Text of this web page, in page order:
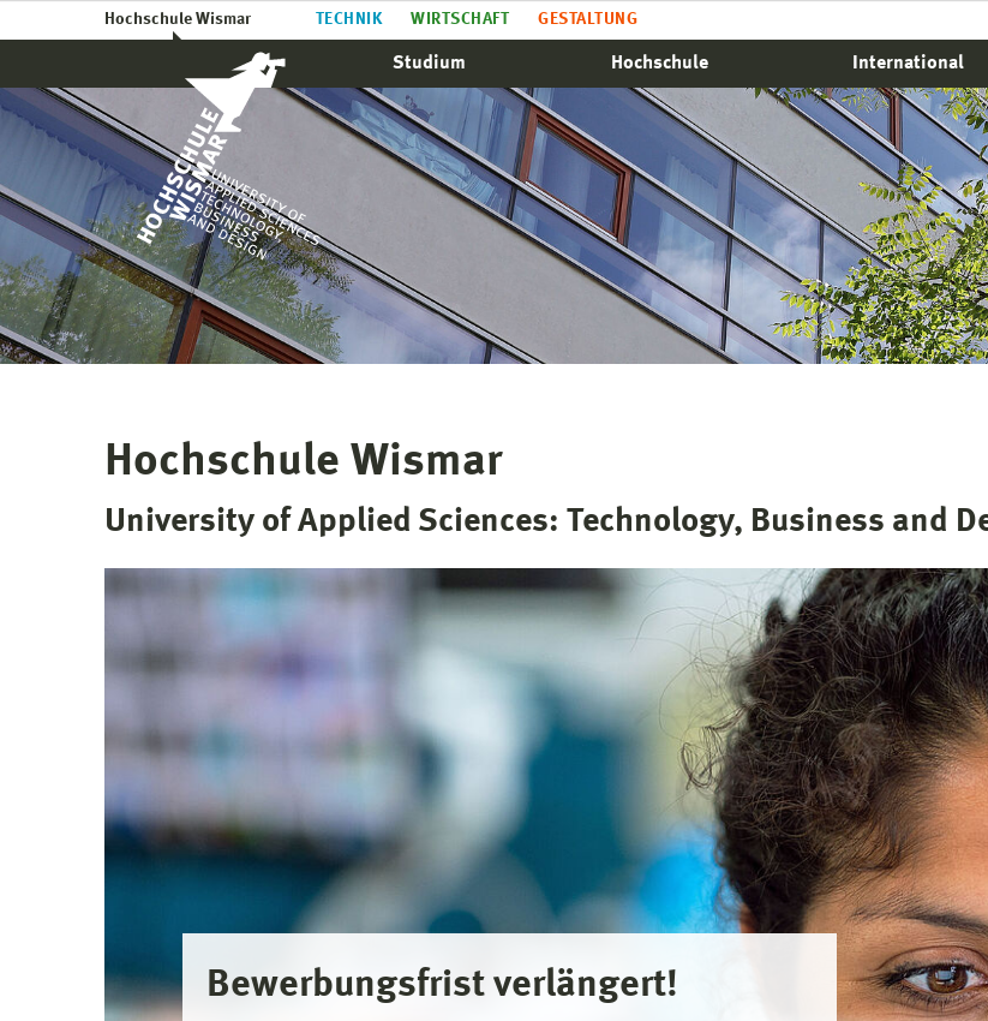
Hochschule Wismar TECHNIK WIRTSCHAFT GESTALTUNG
Studium Hochschule International
Hochschule Wismar
University of Applied Sciences: Technology, Business and
Bewerbungsfrist verlängert!